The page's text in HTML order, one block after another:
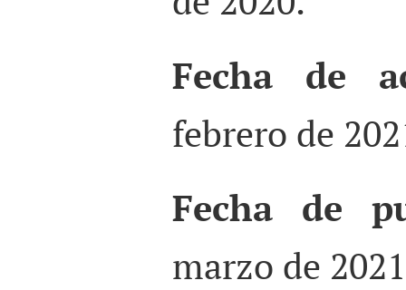
Fecha de
febrero de
Fecha de
marzo de